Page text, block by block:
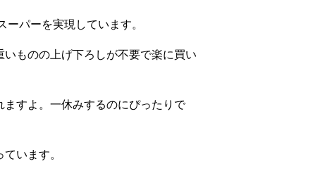
パーを実現しています。
ものの上げ下ろしが不要で楽に買い
すよ。一休みするのにぴったりで
います。